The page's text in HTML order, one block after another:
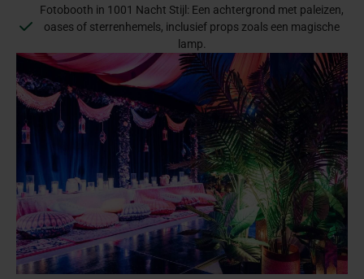
Fotobooth in 1001 Nacht Stijl: Een achtergrond met paleizen,
oases of sterrenhemels, inclusief props zoals een magische
lamp.